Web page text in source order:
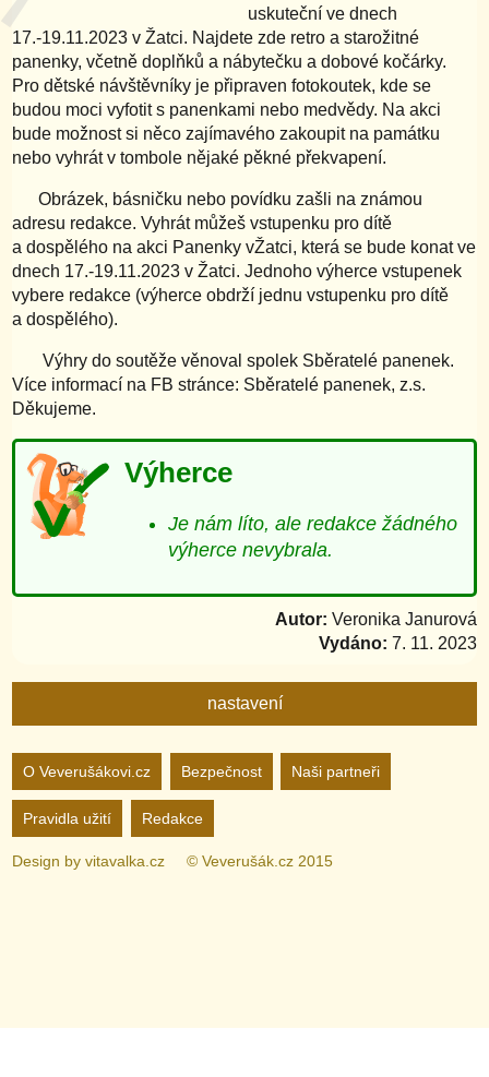
uskuteční ve dnech
17.-19.11.2023 v Žatci. Najdete zde retro a starožitné
panenky, včetně doplňků a nábytečku a dobové kočárky.
Pro dětské návštěvníky je připraven fotokoutek, kde se
budou moci vyfotit s panenkami nebo medvědy. Na akci
bude možnost si něco zajímavého zakoupit na památku
nebo vyhrát v tombole nějaké pěkné překvapení.
Obrázek, básničku nebo povídku zašli na známou
adresu redakce. Vyhrát můžeš vstupenku pro dítě
a dospělého na akci Panenky vŽatci, která se bude konat ve
dnech 17.-19.11.2023 v Žatci. Jednoho výherce vstupenek
vybere redakce (výherce obdrží jednu vstupenku pro dítě
a dospělého).
Výhry do soutěže věnoval spolek Sběratelé panenek.
Více informací na FB stránce: Sběratelé panenek, z.s.
Děkujeme.
Výherce
Je nám líto, ale redakce žádného
výherce nevybrala.
Autor: Veronika Janurová
Vydáno: 7. 11. 2023
nastavení
Nastavení webu
Animované
O Veverušákovi.cz Bezpečnost Naši partneři
Pravidla užití Redakce
Design byvitavalka.cz © Veverušák.cz 2015